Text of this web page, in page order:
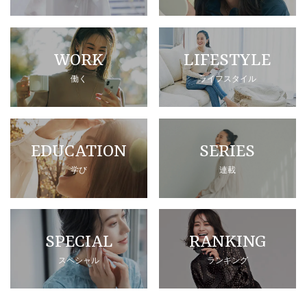
WORK
働く
LIFESTYLE
ライフスタイル
EDUCATION
学び
SERIES
連載
SPECIAL
スペシャル
RANKING
ランキング